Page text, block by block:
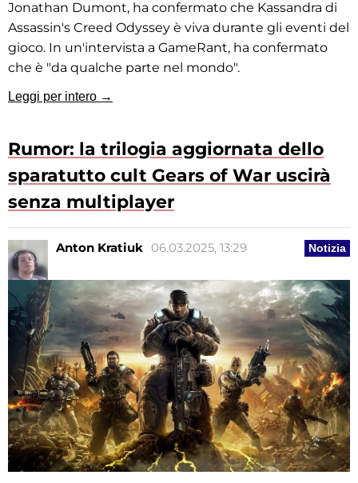
Jonathan Dumont, ha confermato che Kassandra di
Assassin's Creed Odyssey è viva durante gli eventi del
gioco. In un'intervista a GameRant, ha confermato
che è "da qualche parte nel mondo".
Leggi per intero →
Rumor: la trilogia aggiornata dello
sparatutto cult Gears of War uscirà
senza multiplayer
Notizia
Anton Kratiuk 06.03.2025, 13:29